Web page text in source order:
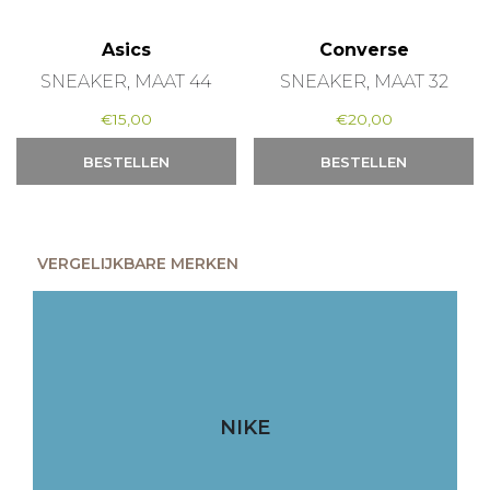
Asics
SNEAKER, MAAT 44
€15,00
BESTELLEN
Converse
SNEAKER, MAAT 32
€20,00
BESTELLEN
VERGELIJKBARE MERKEN
NIKE